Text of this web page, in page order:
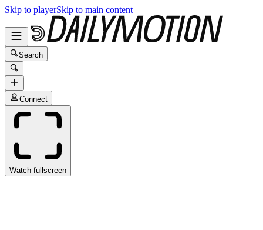
Skip to playerSkip to main content
Search
Connect
Watch fullscreen